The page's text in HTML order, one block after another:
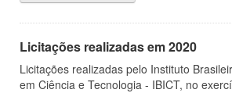
Licitações realizadas em 2020
Licitações realizadas pelo Instituto
em Ciência e Tecnologia - IBICT, no